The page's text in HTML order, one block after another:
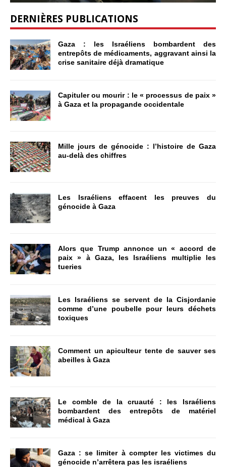
DERNIÈRES PUBLICATIONS
Gaza : les Israéliens bombardent des
entrepôts de médicaments, aggravant ainsi la
crise sanitaire déjà dramatique
Capituler ou mourir : le « processus de paix »
à Gaza et la propagande occidentale
Mille jours de génocide : l’histoire de Gaza
au-delà des chiffres
Les Israéliens effacent les preuves du
génocide à Gaza
Alors que Trump annonce un « accord de
paix » à Gaza, les Israéliens multiplie les
tueries
Les Israéliens se servent de la Cisjordanie
comme d’une poubelle pour leurs déchets
toxiques
Comment un apiculteur tente de sauver ses
abeilles à Gaza
Le comble de la cruauté : les Israéliens
bombardent des entrepôts de matériel
médical à Gaza
Gaza : se limiter à compter les victimes du
génocide n’arrêtera pas les israéliens